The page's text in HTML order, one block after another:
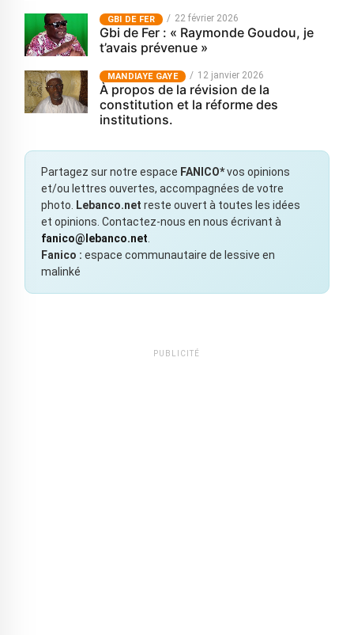
GBI DE FER 22 février 2026
Gbi de Fer : « Raymonde Goudou, je
t’avais prévenue »
MANDIAYE GAYE 12 janvier 2026
À propos de la révision de la
constitution et la réforme des
institutions.
Partagez sur notre espace FANICO*vos opinions
et/ou lettres ouvertes, accompagnées de votre
photo.
Lebanco.net reste ouvert à toutes les idées
et opinions. Contactez-nous en nous écrivant à
fanico@lebanco.net
Fanico : espace communautaire de lessive en
malinké
PUBLICITÉ